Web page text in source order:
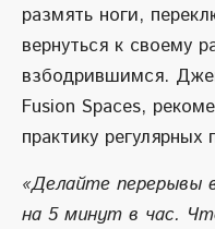
размять ноги,
вернуться к своему
взбодрившимся.
Fusion Spaces,
практику регулярных
«Делайте перерывы
на 5 минут в час.